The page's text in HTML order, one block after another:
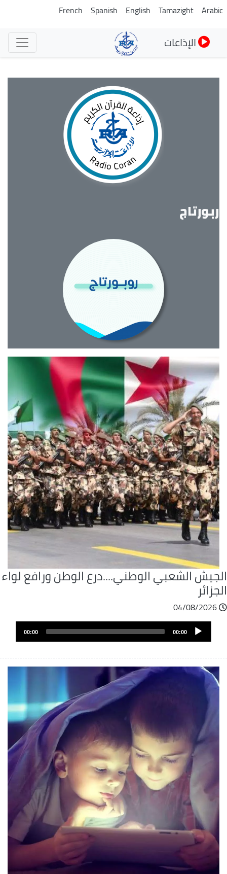
تجاوز
المحتوى
الرئيسي
Tamazight
English
Spanish
French
الإذاعات
ربورتاج
الشعبي الوطني....درع الوطن ورافع لواء
04/08/2026
ملفAudio
Player
00:00
00:00